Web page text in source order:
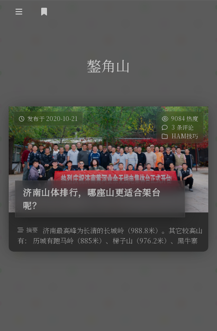
关于黄河
黄河使命
黄河新闻
政策法规
活动竞赛
行业新闻
无线电资料
BA4II
图文教程
视频资料
软件
器材专区
车载类别
摩托车
编号申请
黄河直播
鏊角山
发布于 2020-10-21
9084 热度
3 条评论
HAM技巧
济南山体排行，哪座山更适合架台
呢？
摘要 济南最高峰为长清的长城岭（988.8米）。其它较高山
有： 历城有跑马岭（885米）、梯子山（976.2米）、黑牛寨
（789米）、青 …